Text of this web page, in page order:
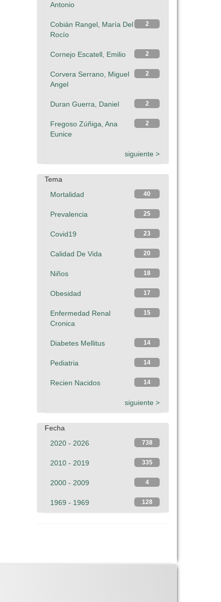
Antonio
2
Cobián Rangel, María Del
Rocío
2
Cornejo Escatell, Emilio
2
Corvera Serrano, Miguel
Angel
2
Duran Guerra, Daniel
2
Fregoso Zúñiga, Ana
Eunice
siguiente >
Tema
40
Mortalidad
25
Prevalencia
23
Covid19
20
Calidad De Vida
18
Niños
17
Obesidad
15
Enfermedad Renal
Cronica
14
Diabetes Mellitus
14
Pediatria
14
Recien Nacidos
siguiente >
Fecha
738
2020 - 2026
335
2010 - 2019
4
2000 - 2009
128
1969 - 1969